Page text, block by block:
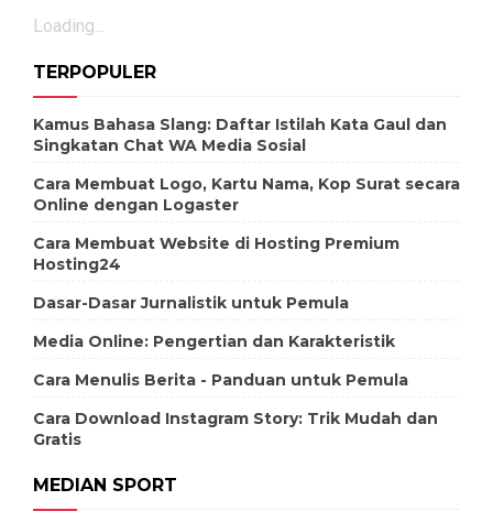
Loading...
TERPOPULER
Kamus Bahasa Slang: Daftar Istilah Kata Gaul dan
Singkatan Chat WA Media Sosial
Cara Membuat Logo, Kartu Nama, Kop Surat secara
Online dengan Logaster
Cara Membuat Website di Hosting Premium
Hosting24
Dasar-Dasar Jurnalistik untuk Pemula
Media Online: Pengertian dan Karakteristik
Cara Menulis Berita - Panduan untuk Pemula
Cara Download Instagram Story: Trik Mudah dan
Gratis
MEDIAN SPORT